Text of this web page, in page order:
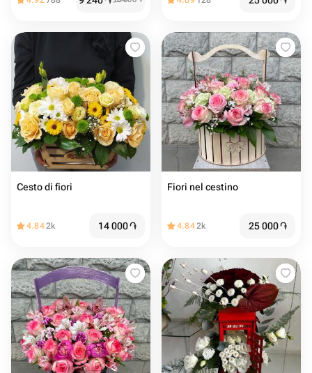
Cesto di fiori
4.842k 14 000֏
Fiori nel cestino
4.842k 25 000֏